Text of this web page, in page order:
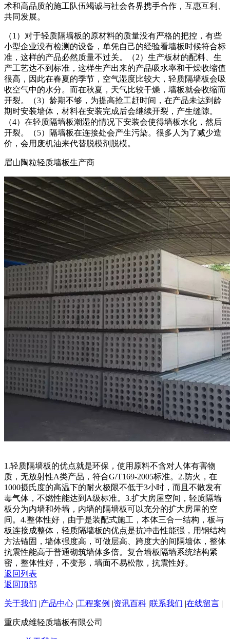
术和高品质的施工队伍竭诚与社会各界携手合作，互惠互利、
共同发展。
（1）对于轻质隔墙板的原材料的质量没有严格的把控，有些
小型企业没有检测的设备，单凭自己的经验看墙板时候符合标
准，这样的产品必然质量不过关。（2）生产板材的配料、生
产工艺达不到标准，这样生产出来的产品吸水率和干燥收缩值
很高，因此在春夏的季节，空气湿度比较大，轻质隔墙板会吸
收空气中的水分。而在秋夏，天气比较干燥，墙板就会收缩而
开裂。（3）龄期不够，为提高抢工赶时间，在产品未达到龄
期时安装墙体，材料在安装完成后会继续开裂，产生缝隙。
（4）在轻质隔墙板潮湿的情况下安装会使得墙板水化，然后
开裂。（5）隔墙板在连接处会产生污染。很多人为了减少造
价，会用废机油来代替脱模剂脱模。
眉山陶粒轻质墙板生产商
1.轻质隔墙板的优点就是环保，使用原料不含对人体有害物
质，无放射性A类产品，符合G/T169-2005标准。2.防火，在
1000摄氏度的高温下的耐火极限不低于3小时，而且不散发有
毒气体，不燃性能达到A级标准。3.扩大房屋空间，轻质隔墙
板分为内墙和外墙，内墙的隔墙板可以充分的扩大房屋的空
间。4.整体性好，由于是装配式施工，本体三合一结构，板与
板连接成整体，轻质隔墙板的优点是抗冲击性能强，用钢结构
方法锚固，墙体强度高，可做层高、跨度大的间隔墙体，整体
抗震性能高于普通砌筑墙体多倍。复合墙板隔墙系统结构紧
密，整体性好，不变形，墙面不易松散，抗震性好。
返回列表
返回顶部
关于我们 |产品中心 |工程案例 |资讯百科 |联系我们 |在线留言 |
重庆成维轻质墙板有限公司